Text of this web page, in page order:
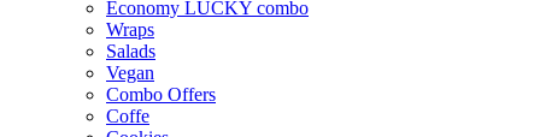
Economy LUCKY combo
Wraps
Salads
Vegan
Combo Offers
Coffe